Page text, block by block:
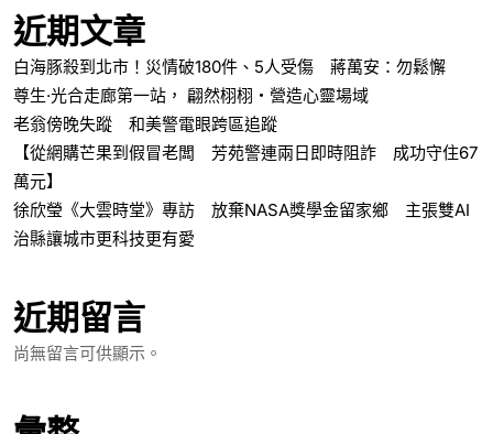
近期文章
白海豚殺到北市！災情破180件、5人受傷 蔣萬安：勿鬆懈
尊生·光合走廊第一站， 翩然栩栩・營造心靈場域
老翁傍晚失蹤 和美警電眼跨區追蹤
【從網購芒果到假冒老闆 芳苑警連兩日即時阻詐 成功守住67
萬元】
徐欣瑩《大雲時堂》專訪 放棄NASA獎學金留家鄉 主張雙AI
治縣讓城市更科技更有愛
近期留言
尚無留言可供顯示。